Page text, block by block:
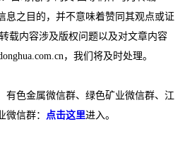
息之目的，并不意味着赞同其观点或证
载内容涉及版权问题以及对文章内容
，我们将及时处理。
有色金属微信群、绿色矿业微信群、江
微信群：
点击这里进入。